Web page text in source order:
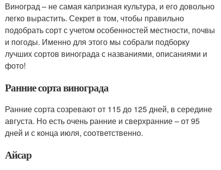
Виноград – не самая капризная культура, и его довольно
легко вырастить. Секрет в том, чтобы правильно
подобрать сорт с учетом особенностей местности, почвы
и погоды. Именно для этого мы собрали подборку
лучших сортов винограда с названиями, описаниями и
фото!
Ранние сорта винограда
Ранние сорта созревают от 115 до 125 дней, в середине
августа. Но есть очень ранние и сверхранние – от 95
дней и с конца июля, соответственно.
Айсар